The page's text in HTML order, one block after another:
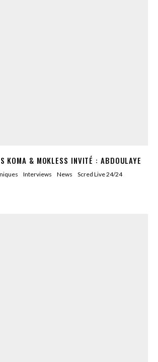
KOMA & MOKLESS INVITÉ : ABDOULAYE
Interviews News
Scred Live 24/24